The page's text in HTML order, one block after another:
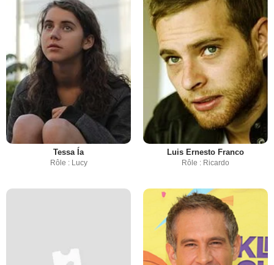
Tessa Ía
Rôle : Lucy
Luis Ernesto Franco
Rôle : Ricardo